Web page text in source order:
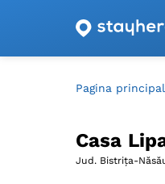
Pagina
Casa
Jud. Bistrița-